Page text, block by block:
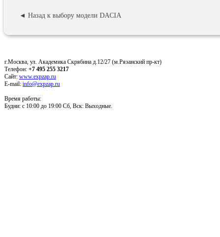
◄ Назад к выбору модели DACIA
г.Москва, ул. Академика Скрябина д.12/27 (м.Рязанский пр-кт)
Телефон: +7 495 255 3217
Сайт: www.expzap.ru
E-mail: info@expzap.ru
Время работы:
Будни: c 10:00 до 19:00 Сб, Вск: Выходные.